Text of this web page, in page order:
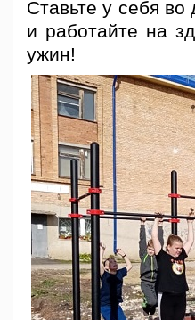
Ставьте у себя
и работайте на
ужин!